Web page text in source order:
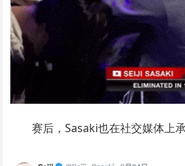
赛后，Sasaki也在社交媒体上